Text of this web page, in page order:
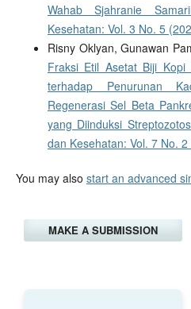
Wahab Sjahranie
Kesehatan: Vol. 3 No. 5
Risny Oklyan, Gunawan
Fraksi Etil Asetat Biji Kopi
terhadap Penurunan
Regenerasi Sel Beta
yang Diinduksi
dan Kesehatan: Vol. 7 No.
You may also start an advanced
MAKE A SUBMISSION